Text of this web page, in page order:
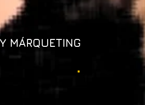
MÁRQUETING